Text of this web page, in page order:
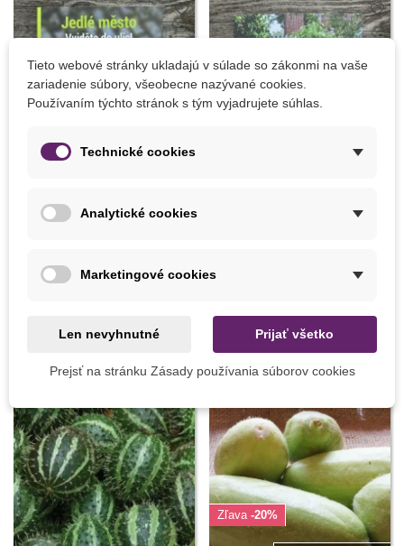
Pridať do košíka
Kazda - predaj kníh - 1 ks
kníh - 1 ks
Zľava -20%
Tieto webové stránky ukladajú v súlade so zákonmi na vaše
zariadenie súbory, všeobecne nazývané cookies.
Používaním týchto stránok s tým vyjadrujete súhlas.
Technické cookies
Analytické cookies
Marketingové cookies
Len nevyhnutné Prijať všetko
Prejsť na stránku Zásady používania súborov cookies